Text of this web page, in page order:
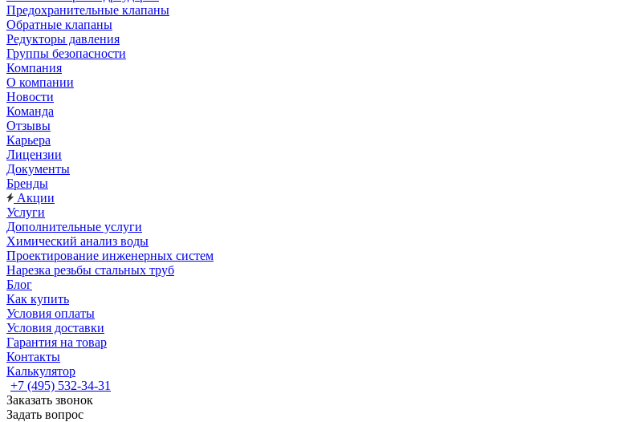
Предохранительные клапаны
Обратные клапаны
Редукторы давления
Группы безопасности
Компания
О компании
Новости
Команда
Отзывы
Карьера
Лицензии
Документы
Бренды
Акции
Услуги
Дополнительные услуги
Химический анализ воды
Проектирование инженерных систем
Нарезка резьбы стальных труб
Блог
Как купить
Условия оплаты
Условия доставки
Гарантия на товар
Контакты
Калькулятор
+7 (495) 532‑34‑31
Заказать звонок
Задать вопрос